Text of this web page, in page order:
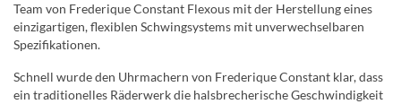
Team von Frederique Constant Flexous mit der Herstellung eines
einzigartigen, flexiblen Schwingsystems mit unverwechselbaren
Spezifikationen.
Schnell wurde den Uhrmachern von Frederique Constant klar, dass
ein traditionelles Räderwerk die halsbrecherische Geschwindigkeit